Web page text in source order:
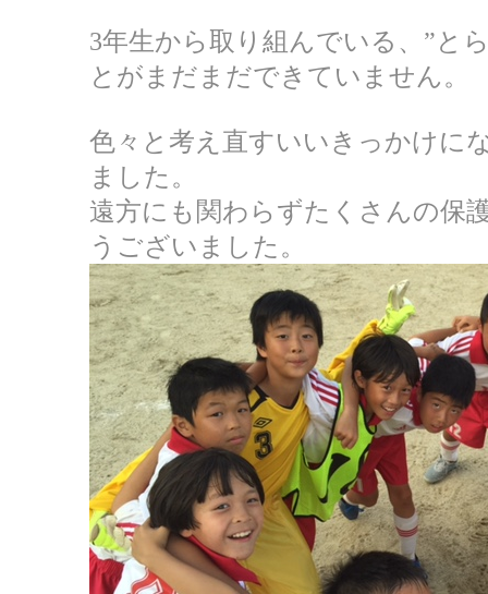
3年生から取り組んでいる、”と
とがまだまだできていません。
色々と考え直すいいきっかけに
ました。
遠方にも関わらずたくさんの保
うございました。